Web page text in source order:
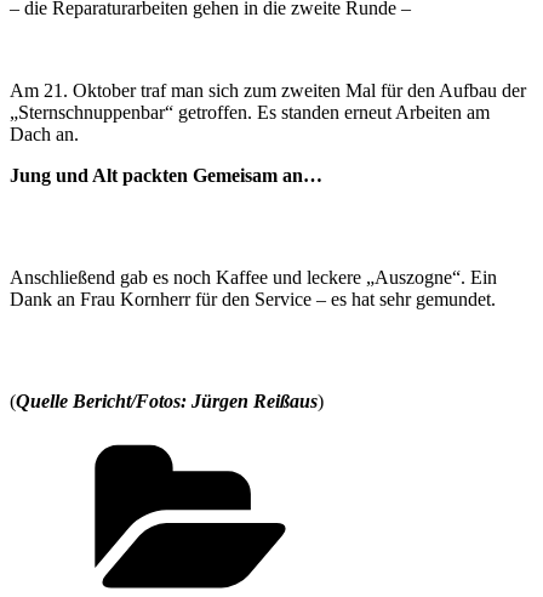
– die Reparaturarbeiten gehen in die zweite Runde –
Am 21. Oktober traf man sich zum zweiten Mal für den Aufbau der
„Sternschnuppenbar“ getroffen. Es standen erneut Arbeiten am
Dach an.
Jung und Alt packten Gemeisam an…
Anschließend gab es noch Kaffee und leckere „Auszogne“. Ein
Dank an Frau Kornherr für den Service – es hat sehr gemundet.
(Quelle Bericht/Fotos: Jürgen Reißaus)